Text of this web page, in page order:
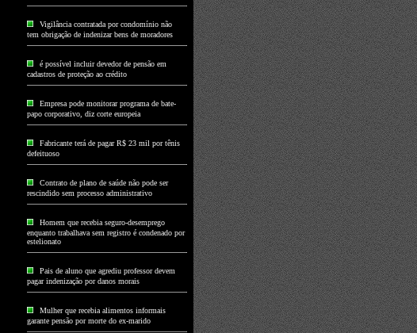
Vigilância contratada por condomínio não
tem obrigação de indenizar bens de moradores
é possível incluir devedor de pensão em
cadastros de proteção ao crédito
Empresa pode monitorar programa de bate-
papo corporativo, diz corte europeia
Fabricante terá de pagar R$ 23 mil por tênis
defeituoso
Contrato de plano de saúde não pode ser
rescindido sem processo administrativo
Homem que recebia seguro-desemprego
enquanto trabalhava sem registro é condenado por
estelionato
Pais de aluno que agrediu professor devem
pagar indenização por danos morais
Mulher que recebia alimentos informais
garante pensão por morte do ex-marido